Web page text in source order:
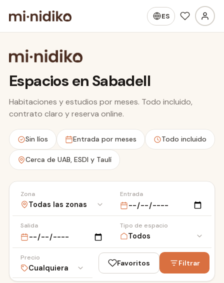
ES
Espacios en Sabadell
Habitaciones y estudios por meses. Todo incluido,
contrato claro y reserva online.
Sin líos Entrada por meses Todo incluido
Cerca de UAB, ESDI y Taulí
Zona Entrada
Salida Tipo de espacio
Precio
Favoritos Filtrar
Hospital Taulí